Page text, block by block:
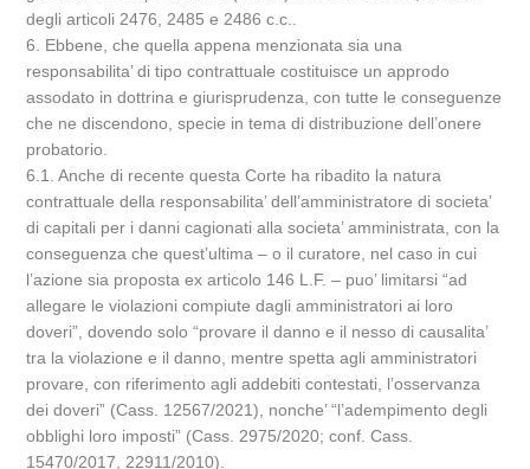
degli articoli 2476, 2485 e 2486 c.c..
6. Ebbene, che quella appena menzionata sia una
responsabilita’ di tipo contrattuale costituisce un approdo
assodato in dottrina e giurisprudenza, con tutte le conseguenze
che ne discendono, specie in tema di distribuzione dell’onere
probatorio.
6.1. Anche di recente questa Corte ha ribadito la natura
contrattuale della responsabilita’ dell’amministratore di societa’
di capitali per i danni cagionati alla societa’ amministrata, con la
conseguenza che quest’ultima – o il curatore, nel caso in cui
l’azione sia proposta ex articolo 146 L.F. – puo’ limitarsi “ad
allegare le violazioni compiute dagli amministratori ai loro
doveri”, dovendo solo “provare il danno e il nesso di causalita’
tra la violazione e il danno, mentre spetta agli amministratori
provare, con riferimento agli addebiti contestati, l’osservanza
dei doveri” (Cass. 12567/2021), nonche’ “l’adempimento degli
obblighi loro imposti” (Cass. 2975/2020; conf. Cass.
15470/2017, 22911/2010).